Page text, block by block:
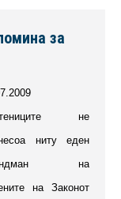
за
не
ниту еден
на
на Законот